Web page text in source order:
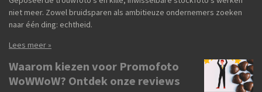
niet meer. Zowel bruidsparen als ambitieuze ondernemers zoeken
naar één ding: echtheid.
Lees meer »
Waarom kiezen voor Promofoto
WoWWoW? Ontdek onze reviews